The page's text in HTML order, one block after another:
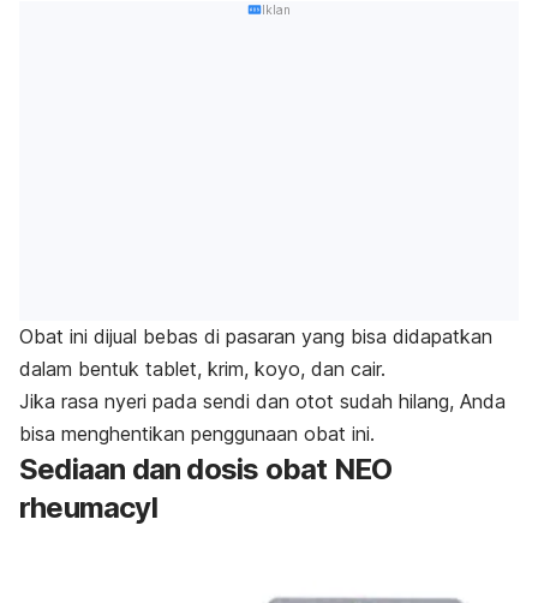
Iklan
Obat ini dijual bebas di pasaran yang bisa didapatkan
dalam bentuk tablet, krim, koyo, dan cair.
Jika rasa nyeri pada sendi dan otot sudah hilang, Anda
bisa menghentikan penggunaan obat ini.
Sediaan dan dosis obat NEO
rheumacyl